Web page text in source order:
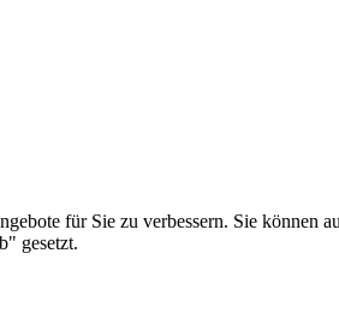
für Sie zu verbessern. Sie
gesetzt.